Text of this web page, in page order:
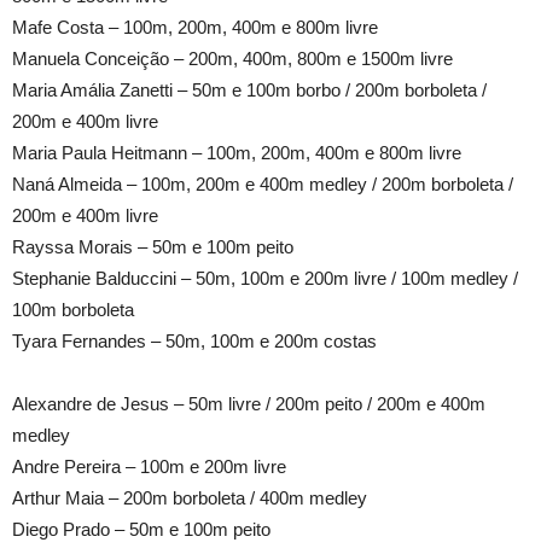
Mafe Costa – 100m, 200m, 400m e 800m livre
Manuela Conceição – 200m, 400m, 800m e 1500m livre
Maria Amália Zanetti – 50m e 100m borbo / 200m borboleta /
200m e 400m livre
Maria Paula Heitmann – 100m, 200m, 400m e 800m livre
Naná Almeida – 100m, 200m e 400m medley / 200m borboleta /
200m e 400m livre
Rayssa Morais – 50m e 100m peito
Stephanie Balduccini – 50m, 100m e 200m livre / 100m medley /
100m borboleta
Tyara Fernandes – 50m, 100m e 200m costas
Alexandre de Jesus – 50m livre / 200m peito / 200m e 400m
medley
Andre Pereira – 100m e 200m livre
Arthur Maia – 200m borboleta / 400m medley
Diego Prado – 50m e 100m peito